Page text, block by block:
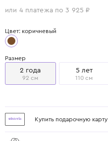
или 4 платежа по 3 925 ₽
Цвет: коричневый
Размер
2 года
92 см
5 лет
110 см
Купить подарочную карту